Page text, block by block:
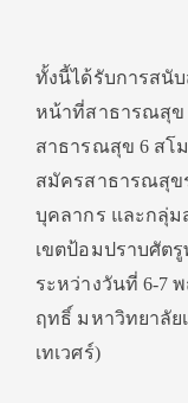
ทั้งนี้ได้รับการสนั
หน้าที่สาธารณสุข
สาธารณสุข 6 สโ
สมัครสาธารณสุข
บุคลากร และกลุ่ม
เขตป้อมปราบศัต
ระหว่างวันที่ 6-7
ฤทธิ์ มหาวิทยาลัย
เทเวศร์)